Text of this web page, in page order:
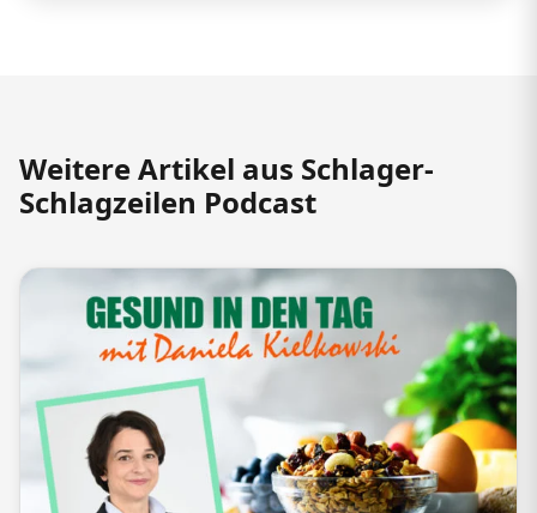
Weitere Artikel aus Schlager-
Schlagzeilen Podcast